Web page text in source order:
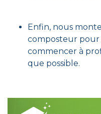
Enfin, nous
composteur pour
commencer à
que possible.